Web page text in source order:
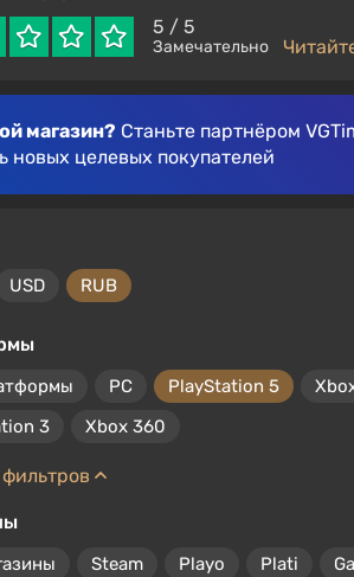
5 / 5
Замечательно
магазин? Станьте партнёром
новых целевых покупателей
USD RUB
PC PlayStation 5
3
Xbox 360
Steam Playo Plati